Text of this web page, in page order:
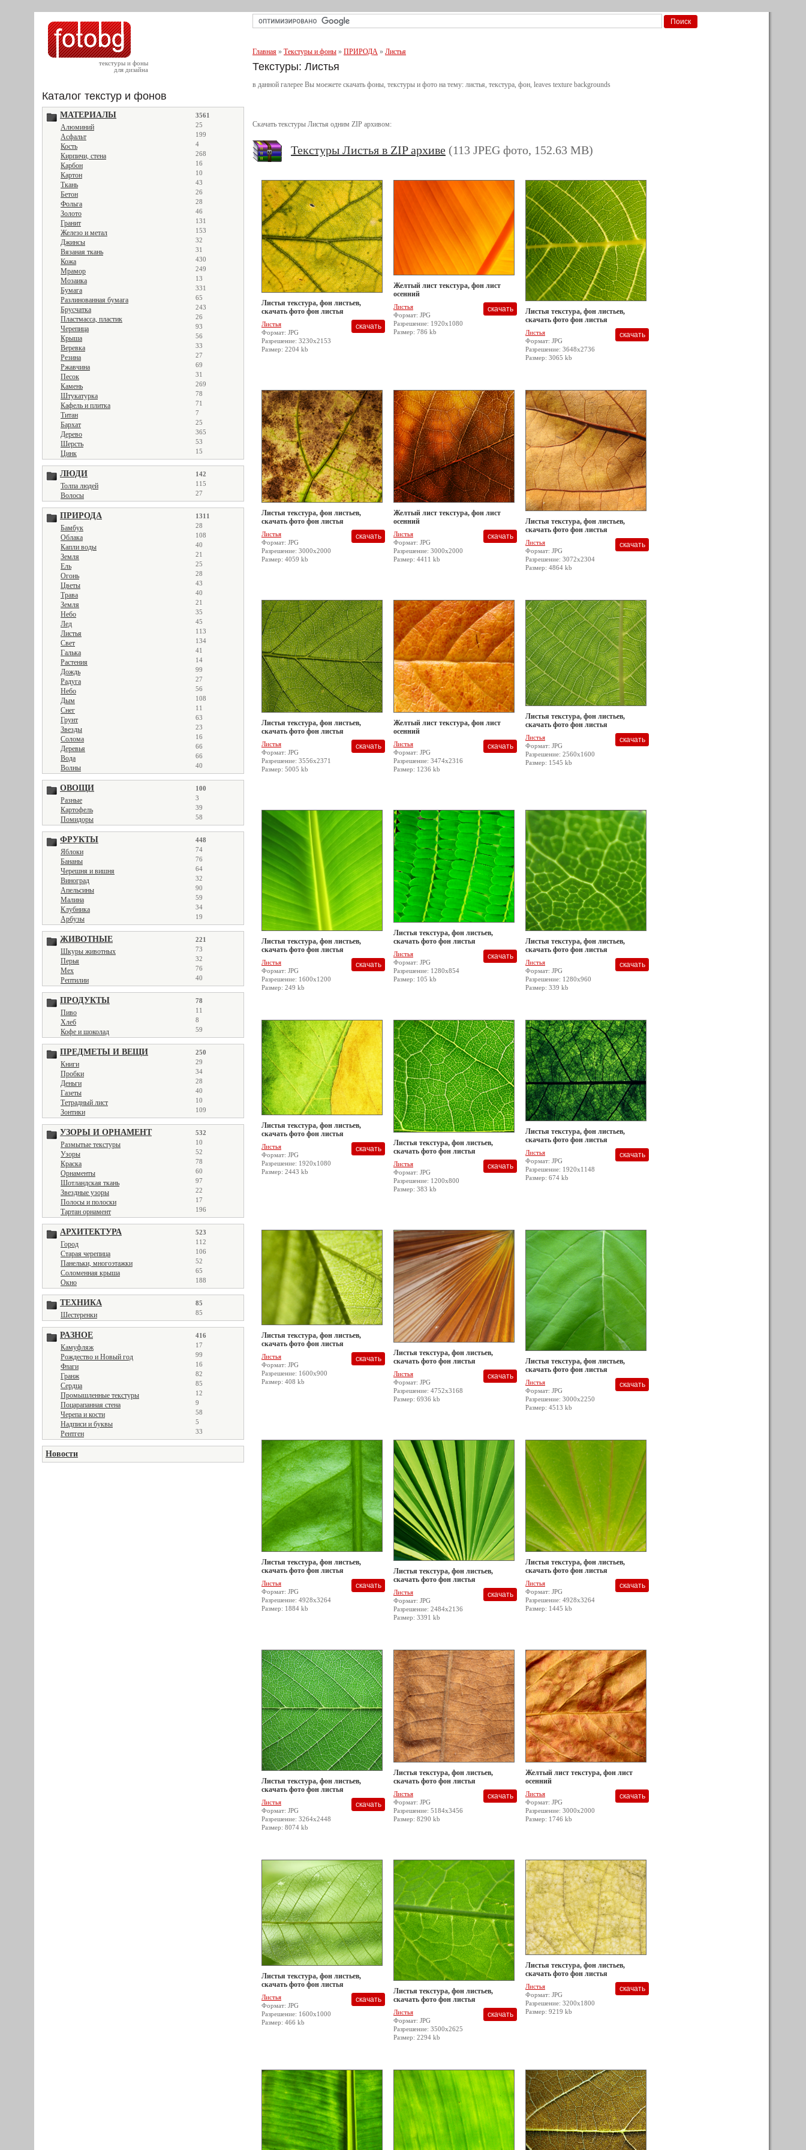
текстуры и фоны
для дизайна
Каталог текстур и фонов
МАТЕРИАЛЫ 3561
Алюминий 25
Асфальт 199
Кость 4
Кирпичи, стена 268
Карбон 16
Картон 10
Ткань 43
Бетон 26
Фольга 28
Золото 46
Гранит 131
Железо и метал 153
Джинсы 32
Вязаная ткань 31
Кожа 430
Мрамор 249
Мозаика 13
Бумага 331
Разлинованная бумага 65
Брусчатка 243
Пластмасса, пластик 26
Черепица 93
Крыша 56
Веревка 33
Резина 27
Ржавчина 69
Песок 31
Камень 269
Штукатурка 78
Кафель и плитка 71
Титан 7
Бархат 25
Дерево 365
Шерсть 53
Цинк 15
ЛЮДИ 142
Толпа людей 115
Волосы 27
ПРИРОДА 1311
Бамбук 28
Облака 108
Капли воды 40
Земля 21
Ель 25
Огонь 28
Цветы 43
Трава 40
Земля 21
Небо 35
Лед 45
Листья 113
Свет 134
Галька 41
Растения 14
Дождь 99
Радуга 27
Небо 56
Дым 108
Снег 11
Грунт 63
Звезды 23
Солома 16
Деревья 66
Вода 66
Волны 40
ОВОЩИ 100
Разные 3
Картофель 39
Помидоры 58
ФРУКТЫ 448
Яблоки 74
Бананы 76
Черешня и вишня 64
Виноград 32
Апельсины 90
Малина 59
Клубника 34
Арбузы 19
ЖИВОТНЫЕ 221
Шкуры животных 73
Перья 32
Мех 76
Рептилии 40
ПРОДУКТЫ 78
Пиво 11
Хлеб 8
Кофе и шоколад 59
ПРЕДМЕТЫ И ВЕЩИ 250
Книги 29
Пробки 34
Деньги 28
Газеты 40
Тетрадный лист 10
Зонтики 109
УЗОРЫ И ОРНАМЕНТ 532
Размытые текстуры 10
Узоры 52
Краска 78
Орнаменты 60
Шотландская ткань 97
Звездные узоры 22
Полосы и полоски 17
Тартан орнамент 196
АРХИТЕКТУРА 523
Город 112
Старая черепица 106
Панельки, многоэтажки 52
Соломенная крыша 65
Окно 188
ТЕХНИКА 85
Шестеренки 85
РАЗНОЕ 416
Камуфляж 17
Рождество и Новый год 99
Флаги 16
Гранж 82
Сердца 85
Промышленные текстуры 12
Поцарапанная стена 9
Черепа и кости 58
Надписи и буквы 5
Рентген 33
Новости
Главная » Текстуры и фоны » ПРИРОДА » Листья
Текстуры: Листья
в данной галерее Вы моежете скачать фоны, текстуры и фото на тему: листья, текстура, фон, leaves texture backgrounds
Скачать текстуры Листья одним ZIP архивом:
Текстуры Листья в ZIP архиве (113 JPEG фото, 152.63 MB)
Листья текстура, фон листьев,
скачать фото фон листья
Листья
Формат: JPG
Разрешение: 3230x2153
Размер: 2204 kb
Желтый лист текстура, фон лист
осенний
Листья
Формат: JPG
Разрешение: 1920x1080
Размер: 786 kb
Листья текстура, фон листьев,
скачать фото фон листья
Листья
Формат: JPG
Разрешение: 3648x2736
Размер: 3065 kb
Листья текстура, фон листьев,
скачать фото фон листья
Листья
Формат: JPG
Разрешение: 3000x2000
Размер: 4059 kb
Желтый лист текстура, фон лист
осенний
Листья
Формат: JPG
Разрешение: 3000x2000
Размер: 4411 kb
Листья текстура, фон листьев,
скачать фото фон листья
Листья
Формат: JPG
Разрешение: 3072x2304
Размер: 4864 kb
Листья текстура, фон листьев,
скачать фото фон листья
Листья
Формат: JPG
Разрешение: 3556x2371
Размер: 5005 kb
Желтый лист текстура, фон лист
осенний
Листья
Формат: JPG
Разрешение: 3474x2316
Размер: 1236 kb
Листья текстура, фон листьев,
скачать фото фон листья
Листья
Формат: JPG
Разрешение: 2560x1600
Размер: 1545 kb
Листья текстура, фон листьев,
скачать фото фон листья
Листья
Формат: JPG
Разрешение: 1600x1200
Размер: 249 kb
Листья текстура, фон листьев,
скачать фото фон листья
Листья
Формат: JPG
Разрешение: 1280x854
Размер: 105 kb
Листья текстура, фон листьев,
скачать фото фон листья
Листья
Формат: JPG
Разрешение: 1280x960
Размер: 339 kb
Листья текстура, фон листьев,
скачать фото фон листья
Листья
Формат: JPG
Разрешение: 1920x1080
Размер: 2443 kb
Листья текстура, фон листьев,
скачать фото фон листья
Листья
Формат: JPG
Разрешение: 1200x800
Размер: 383 kb
Листья текстура, фон листьев,
скачать фото фон листья
Листья
Формат: JPG
Разрешение: 1920x1148
Размер: 674 kb
Листья текстура, фон листьев,
скачать фото фон листья
Листья
Формат: JPG
Разрешение: 1600x900
Размер: 408 kb
Листья текстура, фон листьев,
скачать фото фон листья
Листья
Формат: JPG
Разрешение: 4752x3168
Размер: 6936 kb
Листья текстура, фон листьев,
скачать фото фон листья
Листья
Формат: JPG
Разрешение: 3000x2250
Размер: 4513 kb
Листья текстура, фон листьев,
скачать фото фон листья
Листья
Формат: JPG
Разрешение: 4928x3264
Размер: 1884 kb
Листья текстура, фон листьев,
скачать фото фон листья
Листья
Формат: JPG
Разрешение: 2484x2136
Размер: 3391 kb
Листья текстура, фон листьев,
скачать фото фон листья
Листья
Формат: JPG
Разрешение: 4928x3264
Размер: 1445 kb
Листья текстура, фон листьев,
скачать фото фон листья
Листья
Формат: JPG
Разрешение: 3264x2448
Размер: 8074 kb
Листья текстура, фон листьев,
скачать фото фон листья
Листья
Формат: JPG
Разрешение: 5184x3456
Размер: 8290 kb
Желтый лист текстура, фон лист
осенний
Листья
Формат: JPG
Разрешение: 3000x2000
Размер: 1746 kb
Листья текстура, фон листьев,
скачать фото фон листья
Листья
Формат: JPG
Разрешение: 1600x1000
Размер: 466 kb
Листья текстура, фон листьев,
скачать фото фон листья
Листья
Формат: JPG
Разрешение: 3500x2625
Размер: 2294 kb
Листья текстура, фон листьев,
скачать фото фон листья
Листья
Формат: JPG
Разрешение: 3200x1800
Размер: 9219 kb